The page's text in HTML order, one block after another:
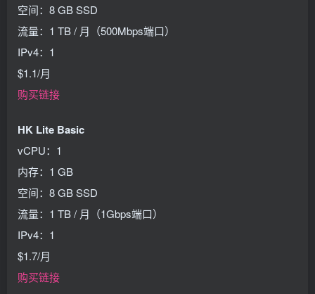
空间：8 GB SSD
流量：1 TB / 月（500Mbps端口）
IPv4：1
$1.1/月
购买链接
HK Lite Basic
vCPU：1
内存：1 GB
空间：8 GB SSD
流量：1 TB / 月（1Gbps端口）
IPv4：1
$1.7/月
购买链接